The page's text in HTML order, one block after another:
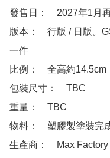
發售日：　2027年1月
版本：　行版 / 日版。
一件
比例：　全高約14.5cm
包裝尺寸：　TBC
重量：　TBC
物料：　塑膠製塗裝完
生產商：　Max Factory